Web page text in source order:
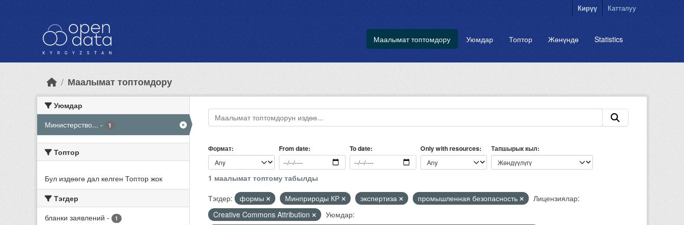
Кирүү Катталуу
Маалымат топтомдору Уюмдар Топтор Жөнүндө Statistics
Маалымат топтомдору
Уюмдар
Министерство... - 1
Топтор
Бул издөөгө дал келген Топтор жок
Тэгдер
бланки заявлений - 1
Формат From date To date Only with resources Тапшырык кыл
1 маалымат топтому табылды
Тэгдер:
формы Минприроды КР экспертиза промышленная безопасность
Лицензиялар:
Creative Commons Attribution
Уюмдар: